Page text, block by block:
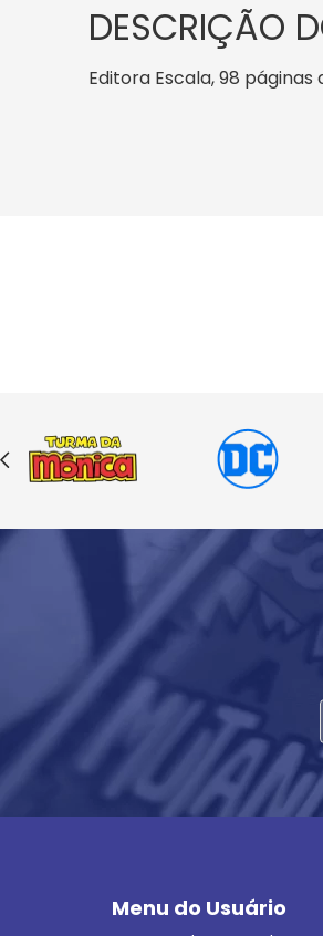
DESCRIÇÃO
Editora Escala, 98
Menu do Usuário